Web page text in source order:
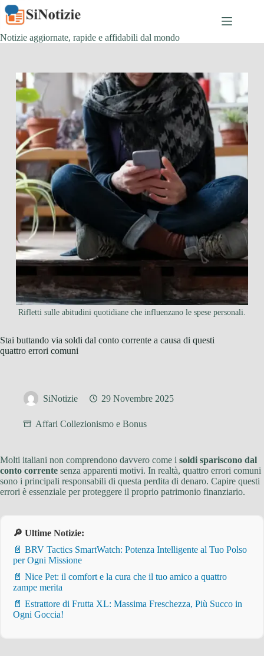
Salta
al
contenuto
Notizie aggiornate, rapide e affidabili dal mondo
Rifletti sulle abitudini quotidiane che influenzano le spese personali.
Stai buttando via soldi dal conto corrente a causa di questi
quattro errori comuni
SiNotizie 29 Novembre 2025
Affari Collezionismo e Bonus
Molti italiani non comprendono davvero come i soldi spariscono dal
conto corrente senza apparenti motivi. In realtà, quattro errori comuni
sono i principali responsabili di questa perdita di denaro. Capire questi
errori è essenziale per proteggere il proprio patrimonio finanziario.
🔎 Ultime Notizie:
📄 BRV Tactics SmartWatch: Potenza Intelligente al Tuo Polso
per Ogni Missione
📄 Nice Pet: il comfort e la cura che il tuo amico a quattro
zampe merita
📄 Estrattore di Frutta XL: Massima Freschezza, Più Succo in
Ogni Goccia!